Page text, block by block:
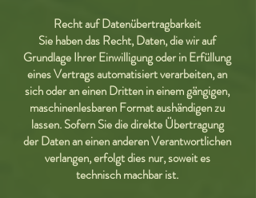
Recht auf Datenübertragbarkeit
Sie haben das Recht, Daten, die wir auf
Grundlage Ihrer Einwilligung oder in Erfüllung
eines Vertrags automatisiert verarbeiten, an
sich oder an einen Dritten in einem gängigen,
maschinenlesbaren Format aushändigen zu
lassen. Sofern Sie die direkte Übertragung
der Daten an einen anderen Verantwortlichen
verlangen, erfolgt dies nur, soweit es
technisch machbar ist.